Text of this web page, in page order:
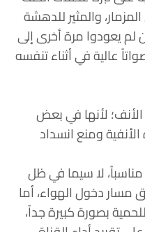
والمثير للدهشة
يعودوا مرة أخرى إلى
عالية في أثناء تنفسه
لأنها في بعض
ومنع انسداد
لا سيما في ظل
مسار دخول الهواء، أما
بصورة كبيرة جداً،